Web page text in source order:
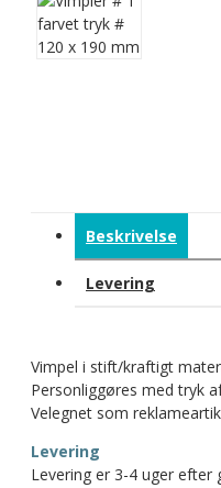
Beskrivelse
Levering
Vimpel i stift/kraftigt
Personliggøres med tryk
Velegnet som
Levering
Levering er 3-4 uger efter